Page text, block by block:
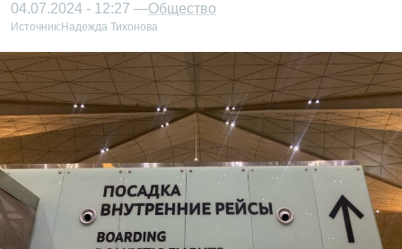
04.07.2024 - 12:27 —Общество
Источник: Надежда Тихонова